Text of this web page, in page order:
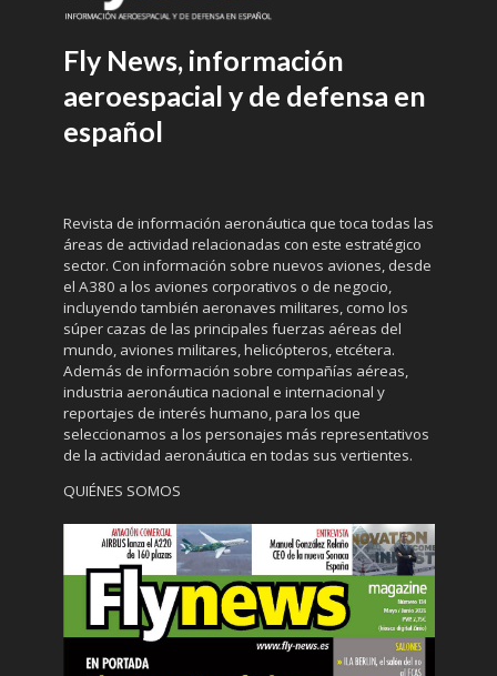
Fly News, información
aeroespacial y de defensa en
español
Revista de información aeronáutica que toca todas las
áreas de actividad relacionadas con este estratégico
sector. Con información sobre nuevos aviones, desde
el A380 a los aviones corporativos o de negocio,
incluyendo también aeronaves militares, como los
súper cazas de las principales fuerzas aéreas del
mundo, aviones militares, helicópteros, etcétera.
Además de información sobre compañías aéreas,
industria aeronáutica nacional e internacional y
reportajes de interés humano, para los que
seleccionamos a los personajes más representativos
de la actividad aeronáutica en todas sus vertientes.
QUIÉNES SOMOS